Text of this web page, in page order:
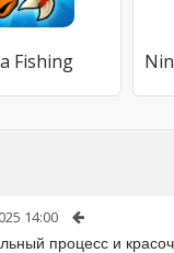
Fishing
14:00
процесс и